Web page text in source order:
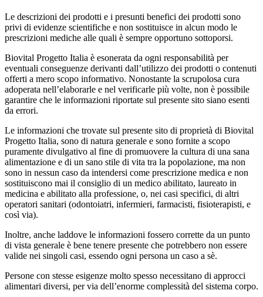
Le descrizioni dei prodotti e i presunti benefici dei prodotti sono
privi di evidenze scientifiche e non sostituisce in alcun modo le
prescrizioni mediche alle quali è sempre opportuno sottoporsi.
Biovital Progetto Italia è esonerata da ogni responsabilità per
eventuali conseguenze derivanti dall’utilizzo dei prodotti o contenuti
offerti a mero scopo informativo. Nonostante la scrupolosa cura
adoperata nell’elaborarle e nel verificarle più volte, non è possibile
garantire che le informazioni riportate sul presente sito siano esenti
da errori.
Le informazioni che trovate sul presente sito di proprietà di Biovital
Progetto Italia, sono di natura generale e sono fornite a scopo
puramente divulgativo al fine di promuovere la cultura di una sana
alimentazione e di un sano stile di vita tra la popolazione, ma non
sono in nessun caso da intendersi come prescrizione medica e non
sostituiscono mai il consiglio di un medico abilitato, laureato in
medicina e abilitato alla professione, o, nei casi specifici, di altri
operatori sanitari (odontoiatri, infermieri, farmacisti, fisioterapisti, e
così via).
Inoltre, anche laddove le informazioni fossero corrette da un punto
di vista generale è bene tenere presente che potrebbero non essere
valide nei singoli casi, essendo ogni persona un caso a sè.
Persone con stesse esigenze molto spesso necessitano di approcci
alimentari diversi, per via dell’enorme complessità del sistema corpo.